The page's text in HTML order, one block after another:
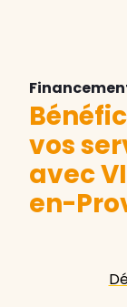
vos
avec
en-